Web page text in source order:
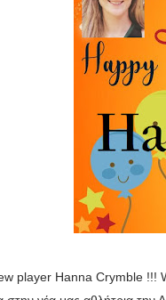
player Hanna Crymble !!!